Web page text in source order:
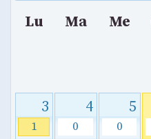
Lu Ma Me
3
1
4
0
5
0